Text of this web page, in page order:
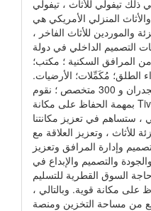
تيفولي للأثاث ، تيفولي
المنزلي الأمريكي هي
والموردين للأثاث الفاخر ،
التصميم الداخلي في دولة
متر مربع من المرافق السكنية ؛ مكتب؛
الطلق؛ مُكَمِّلات؛ الأرضيات.
مجموعات النسيج وتغطية الجدران و 300 متخصص ؛ نقوم
بمهمة الحفاظ على مكانة Tivoli في السوق وولاء عملائنا. من
ستساهم في تعزيز مكانتنا
للأثاث ، وتعزيز العلاقة مع
وإدارة المرافق وتعزيز
والتصميم والإبداع في
السوق القطرية للتسليم
على مكانة قوية. وبالتالي ،
متر مربع من مساحة التخزين ومنصة